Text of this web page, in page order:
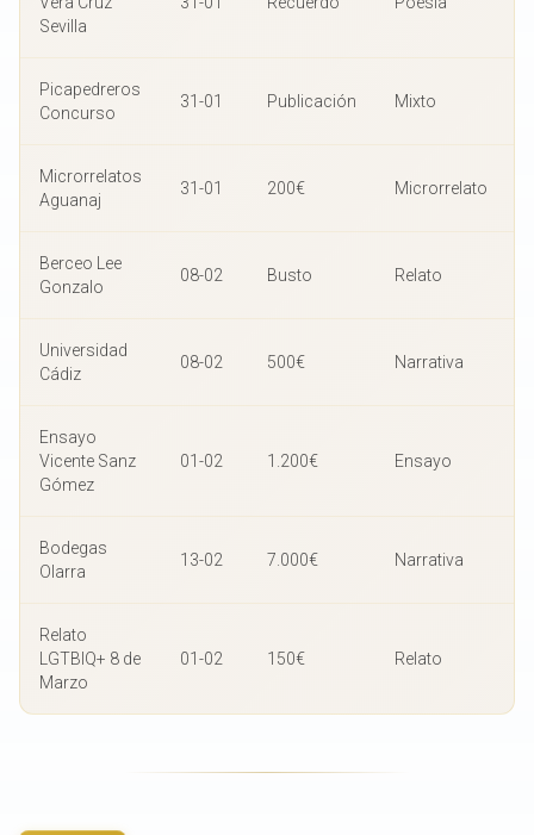
Sevilla
Picapedreros
Concurso
31-01 Publicación Mixto
Microrrelatos
Aguanaj
31-01 200€ Microrrelato
Berceo Lee
Gonzalo
08-02 Busto Relato
Universidad
Cádiz
08-02 500€ Narrativa
Ensayo
Vicente Sanz
Gómez
01-02 1.200€ Ensayo
Bodegas
Olarra
13-02 7.000€ Narrativa
Relato
LGTBIQ+ 8 de
Marzo
01-02 150€ Relato